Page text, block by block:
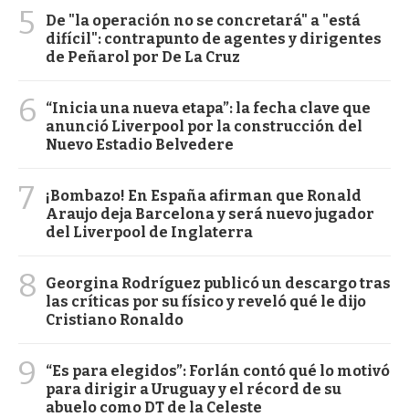
5
De "la operación no se concretará" a "está
difícil": contrapunto de agentes y dirigentes
de Peñarol por De La Cruz
6
“Inicia una nueva etapa”: la fecha clave que
anunció Liverpool por la construcción del
Nuevo Estadio Belvedere
7
¡Bombazo! En España afirman que Ronald
Araujo deja Barcelona y será nuevo jugador
del Liverpool de Inglaterra
8
Georgina Rodríguez publicó un descargo tras
las críticas por su físico y reveló qué le dijo
Cristiano Ronaldo
9
“Es para elegidos”: Forlán contó qué lo motivó
para dirigir a Uruguay y el récord de su
abuelo como DT de la Celeste